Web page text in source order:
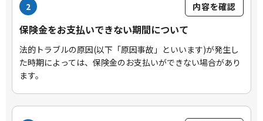
2 内容を確認
保険金をお支払いできない期間について
法的トラブルの原因(以下「原因事故」といいます)が発生し
た時期によっては、保険金のお支払いができない場合があり
ます。